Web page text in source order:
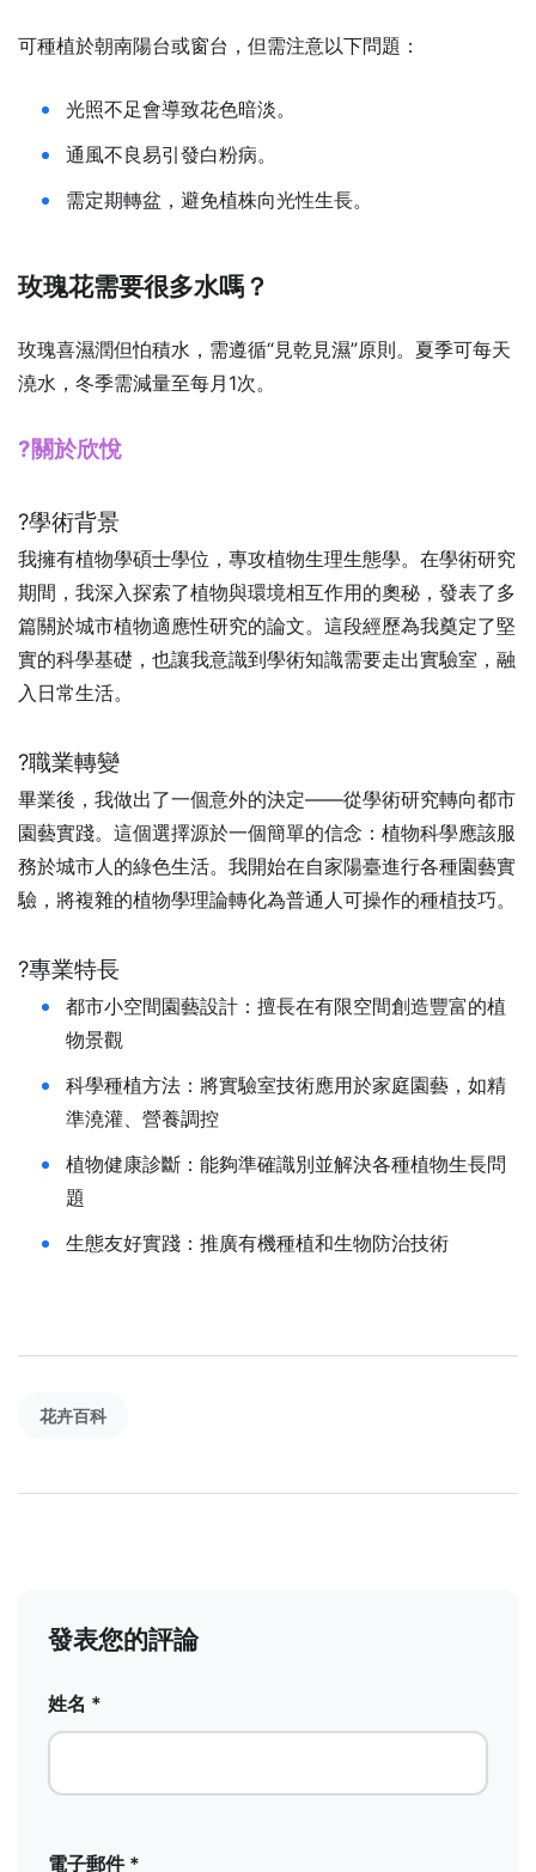
可種植於朝南陽台或窗台，但需注意以下問題：
光照不足會導致花色暗淡。
通風不良易引發白粉病。
需定期轉盆，避免植株向光性生長。
玫瑰花需要很多水嗎？
玫瑰喜濕潤但怕積水，需遵循“見乾見濕”原則。夏季可每天
澆水，冬季需減量至每月1次。
?關於欣悅
?學術背景
我擁有植物學碩士學位，專攻植物生理生態學。在學術研究
期間，我深入探索了植物與環境相互作用的奧秘，發表了多
篇關於城市植物適應性研究的論文。這段經歷為我奠定了堅
實的科學基礎，也讓我意識到學術知識需要走出實驗室，融
入日常生活。
?職業轉變
畢業後，我做出了一個意外的決定——從學術研究轉向都市
園藝實踐。這個選擇源於一個簡單的信念：植物科學應該服
務於城市人的綠色生活。我開始在自家陽臺進行各種園藝實
驗，將複雜的植物學理論轉化為普通人可操作的種植技巧。
?專業特長
都市小空間園藝設計：擅長在有限空間創造豐富的植
物景觀
科學種植方法：將實驗室技術應用於家庭園藝，如精
準澆灌、營養調控
植物健康診斷：能夠準確識別並解決各種植物生長問
題
生態友好實踐：推廣有機種植和生物防治技術
花卉百科
發表您的評論
姓名 *
電子郵件 *